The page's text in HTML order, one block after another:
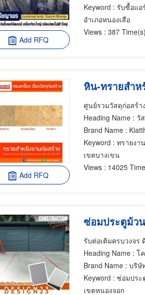
Add RFQ
Keyword : รับซื้อแอ
อำเภอหนองเสือ
Views : 387 Time(s)
Add RFQ
หิน-ทรายสำห
ศูนย์รวมวัสดุก่อสร้า
Heading Name : วั
Brand Name :
Keyword : ทรายงา
เขตบางเขน
Views : 14025
ซ่อมประตูม้ว
รับต่อเติมครบวงจร
Heading Name : โคร
Brand Name : บริษั
Keyword : ซ่อมประ
เขตหนองจอก